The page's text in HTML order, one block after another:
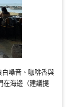
噪音、咖啡香與
在海邊（建議提